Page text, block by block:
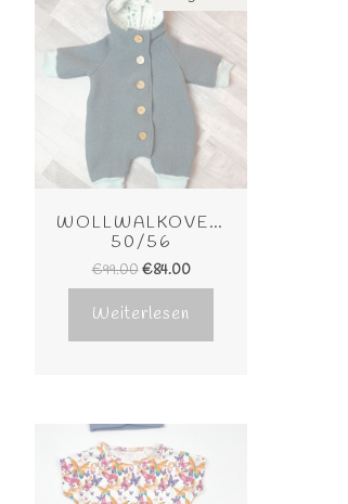
WOLLWALKOVERALL
50/56
€99.00 €84.00
Weiterlesen